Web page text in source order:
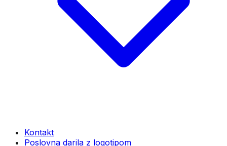
Kontakt
Poslovna darila z logotipom